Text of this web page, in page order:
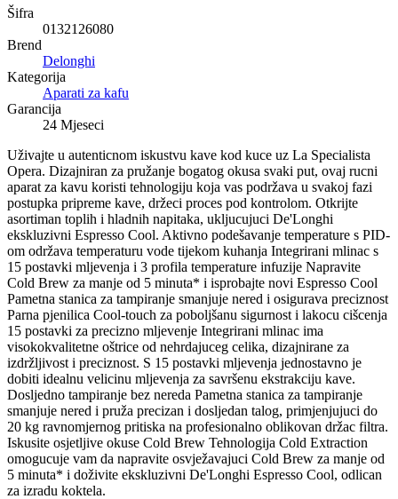
Šifra
0132126080
Brend
Delonghi
Kategorija
Aparati za kafu
Garancija
24 Mjeseci
Uživajte u autenticnom iskustvu kave kod kuce uz La Specialista
Opera. Dizajniran za pružanje bogatog okusa svaki put, ovaj rucni
aparat za kavu koristi tehnologiju koja vas podržava u svakoj fazi
postupka pripreme kave, držeci proces pod kontrolom. Otkrijte
asortiman toplih i hladnih napitaka, ukljucujuci De'Longhi
ekskluzivni Espresso Cool. Aktivno podešavanje temperature s PID-
om održava temperaturu vode tijekom kuhanja Integrirani mlinac s
15 postavki mljevenja i 3 profila temperature infuzije Napravite
Cold Brew za manje od 5 minuta* i isprobajte novi Espresso Cool
Pametna stanica za tampiranje smanjuje nered i osigurava preciznost
Parna pjenilica Cool-touch za poboljšanu sigurnost i lakocu cišcenja
15 postavki za precizno mljevenje Integrirani mlinac ima
visokokvalitetne oštrice od nehrdajuceg celika, dizajnirane za
izdržljivost i preciznost. S 15 postavki mljevenja jednostavno je
dobiti idealnu velicinu mljevenja za savršenu ekstrakciju kave.
Dosljedno tampiranje bez nereda Pametna stanica za tampiranje
smanjuje nered i pruža precizan i dosljedan talog, primjenjujuci do
20 kg ravnomjernog pritiska na profesionalno oblikovan držac filtra.
Iskusite osjetljive okuse Cold Brew Tehnologija Cold Extraction
omogucuje vam da napravite osvježavajuci Cold Brew za manje od
5 minuta* i doživite ekskluzivni De'Longhi Espresso Cool, odlican
za izradu koktela.